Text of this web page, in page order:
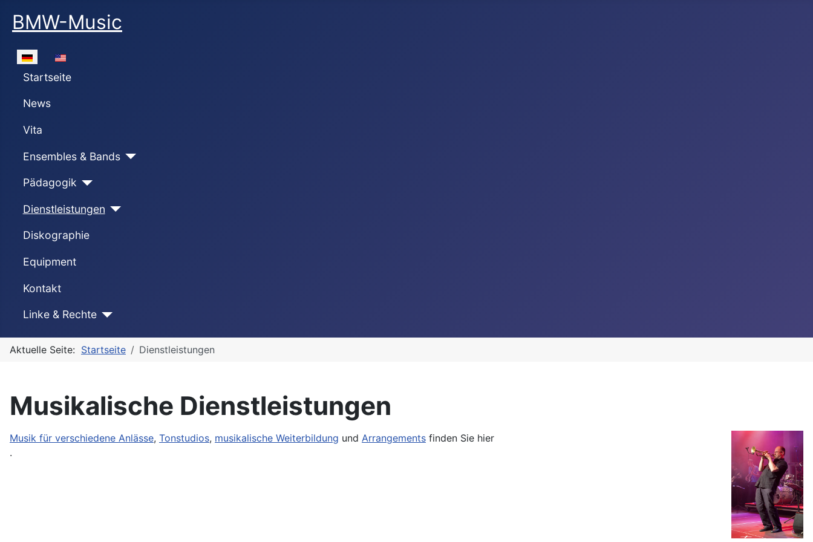
BMW-Music
Sprache auswählen
Startseite
News
Vita
Ensembles & Bands
Pädagogik
Dienstleistungen
Diskographie
Equipment
Kontakt
Linke & Rechte
Aktuelle Seite: Startseite Dienstleistungen
Musikalische Dienstleistungen
Musik für verschiedene Anlässe, Tonstudios, musikalische Weiterbildung und Arrangements finden Sie hier
.